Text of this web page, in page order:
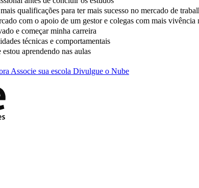
qualificações para ter mais sucesso no mercado de
com o apoio de um gestor e colegas com mais vivência
e começar minha carreira
técnicas e comportamentais
aprendendo nas aulas
Associe sua escola Divulgue o Nube